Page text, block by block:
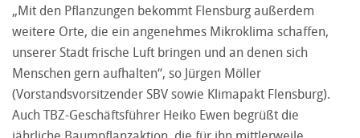
„Mit den Pflanzungen bekommt Flensburg außerdem
weitere Orte, die ein angenehmes Mikroklima schaffen,
unserer Stadt frische Luft bringen und an denen sich
Menschen gern aufhalten“, so Jürgen Möller
(Vorstandsvorsitzender SBV sowie Klimapakt Flensburg).
Auch TBZ-Geschäftsführer Heiko Ewen begrüßt die